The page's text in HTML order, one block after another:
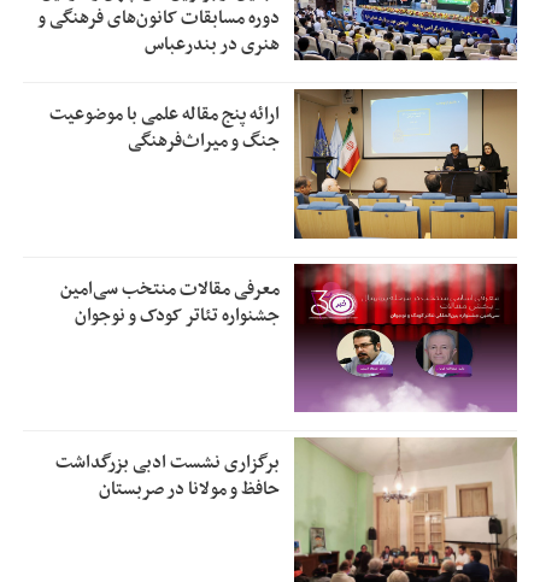
دوره مسابقات کانون‌های فرهنگی و
هنری در بندرعباس
ارائه پنج مقاله علمی با موضوعیت
جنگ و میراث‌فرهنگی
معرفی مقالات منتخب سی‌امین
جشنواره تئاتر کودک و نوجوان
برگزاری نشست ادبی بزرگداشت
حافظ و مولانا در صربستان